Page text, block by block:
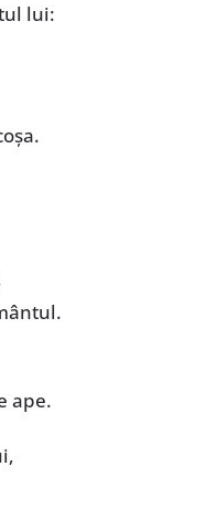
lui:
ape.